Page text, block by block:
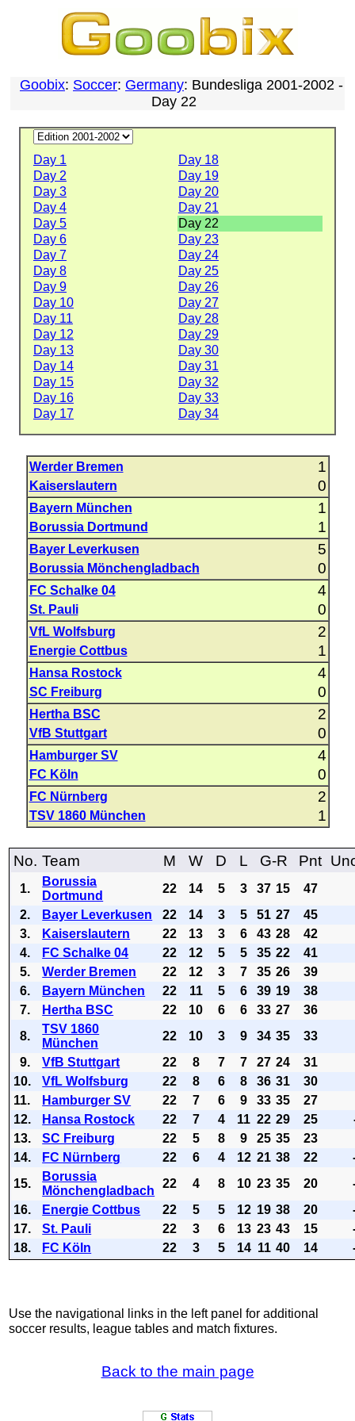
Goobix: Soccer: Germany: Bundesliga 2001-2002 -
Day 22
Day 1
Day 18
Day 2
Day 19
Day 3
Day 20
Day 4
Day 21
Day 5
Day 22
Day 6
Day 23
Day 7
Day 24
Day 8
Day 25
Day 9
Day 26
Day 10
Day 27
Day 11
Day 28
Day 12
Day 29
Day 13
Day 30
Day 14
Day 31
Day 15
Day 32
Day 16
Day 33
Day 17
Day 34
Werder Bremen 1
Kaiserslautern 0
Bayern München 1
Borussia Dortmund 1
Bayer Leverkusen 5
Borussia Mönchengladbach 0
FC Schalke 04 4
St. Pauli 0
VfL Wolfsburg 2
Energie Cottbus 1
Hansa Rostock 4
SC Freiburg 0
Hertha BSC 2
VfB Stuttgart 0
Hamburger SV 4
FC Köln 0
FC Nürnberg 2
TSV 1860 München 1
No. Team M W D L G-R Pnt
1.
Borussia
Dortmund
22 14 5 3 37 15 47
2.
Bayer Leverkusen 22 14 3 5 51 27 45
3.
Kaiserslautern 22 13 3 6 43 28
42
4.
FC Schalke 04 22 12 5 5 35 22
41
5.
Werder Bremen 22 12 3 7 35 26
39
6.
Bayern München 22 11 5 6 39 19
38
7.
Hertha BSC 22 10 6 6 33 27
36
8.
TSV 1860
München
22 10 3 9 34 35
33
9.
VfB Stuttgart 22 8 7 7 27 24
31
10.
VfL Wolfsburg 22 8 6 8 36 31
30
11.
Hamburger SV 22 7 6 9 33 35
27
12.
Hansa Rostock 22 7 4 11 22 29 25
13.
SC Freiburg 22 5 8 9 25 35
23
14.
FC Nürnberg 22 6 4 12 21 38 22
15.
Borussia
Mönchengladbach
22 4 8 10 23 35 20
16.
Energie Cottbus 22 5 5 12 19 38 20
17.
St. Pauli 22 3 6 13 23 43 15
18.
FC Köln 22 3 5 14 11 40 14
Use the navigational links in the left panel for additional
soccer results, league tables and match fixtures.
Back to the main page